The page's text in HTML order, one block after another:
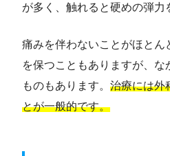
が多く、触れると硬めの弾力
痛みを伴わないことがほとん
を保つこともありますが、な
ものもあります。 治療には外
とが一般的です。